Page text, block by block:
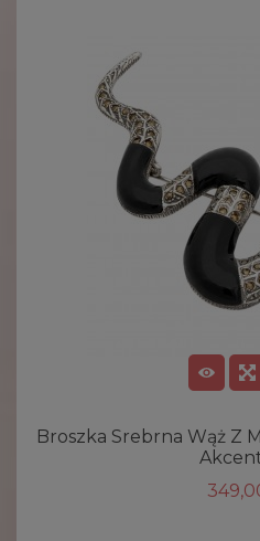
Broszka Srebrna Wąż Z